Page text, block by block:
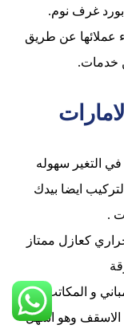
غرف نوم.
عملائها عن طريق
خدمات.
في التغير سهوله
ايضا بيدك
.
كعازل ممتاز
و المكاتب
الاسقف وهو اسهل